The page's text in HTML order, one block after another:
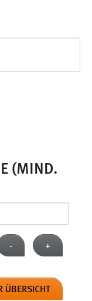
(MIND.
- +
ÜBERSICHT